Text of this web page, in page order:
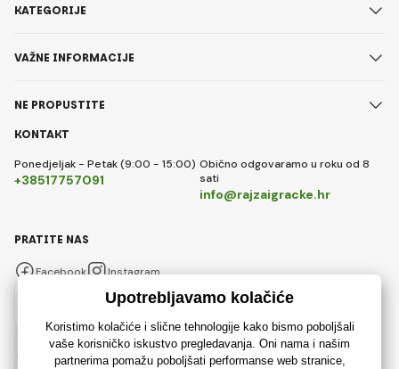
KONTAKT
Ponedjeljak - Petak (9:00 - 15:00)
+38517757091
Obično odgovaramo u roku od 8
sati
info@rajzaigracke.hr
KATEGORIJE
VAŽNE INFORMACIJE
NE PROPUSTITE
PRATITE NAS
Facebook Instagram